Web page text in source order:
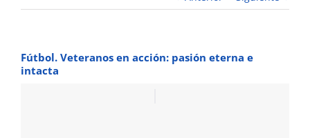
Fútbol. Veteranos en acción: pasión eterna e
intacta